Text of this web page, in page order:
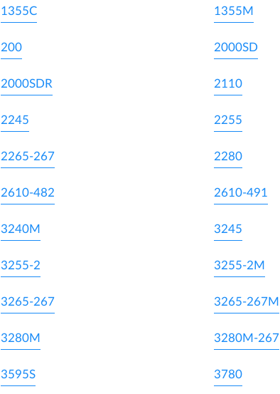
1355C 1355M
200 2000SD
2000SDR 2110
2245 2255
2265-267 2280
2610-482 2610-491
3240M 3245
3255-2 3255-2M
3265-267 3265-267M
3280M 3280M-267
3595S 3780